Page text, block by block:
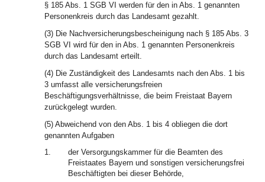
§ 185 Abs. 1 SGB VI werden für den in Abs. 1 genannten
Personenkreis durch das Landesamt gezahlt.
(3) Die Nachversicherungsbescheinigung nach § 185 Abs. 3
SGB VI wird für den in Abs. 1 genannten Personenkreis
durch das Landesamt erteilt.
(4) Die Zuständigkeit des Landesamts nach den Abs. 1 bis
3 umfasst alle versicherungsfreien
Beschäftigungsverhältnisse, die beim Freistaat Bayern
zurückgelegt wurden.
(5) Abweichend von den Abs. 1 bis 4 obliegen die dort
genannten Aufgaben
1.
der Versorgungskammer für die Beamten des
Freistaates Bayern und sonstigen versicherungsfrei
Beschäftigten bei dieser Behörde,